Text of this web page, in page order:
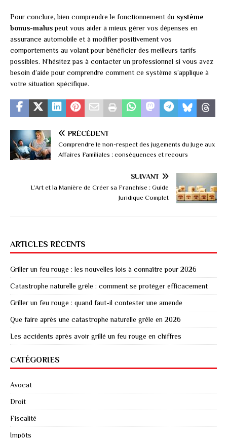
Pour conclure, bien comprendre le fonctionnement du système
bonus-maluspeut vous aider à mieux gérer vos dépenses en
assurance automobile et à modifier positivement vos
comportements au volant pour bénéficier des meilleurs tarifs
possibles. N’hésitez pas à contacter un professionnel si vous avez
besoin d’aide pour comprendre comment ce système s’applique à
votre situation spécifique.
PRÉCÉDENT
Comprendre le non-respect des jugements du Juge aux
Affaires Familiales : conséquences et recours
SUIVANT
L’Art et la Manière de Créer sa Franchise : Guide
Juridique Complet
ARTICLES RÉCENTS
Griller un feu rouge : les nouvelles lois à connaître pour 2026
Catastrophe naturelle grêle : comment se protéger efficacement
Griller un feu rouge : quand faut-il contester une amende
Que faire après une catastrophe naturelle grêle en 2026
Les accidents après avoir grillé un feu rouge en chiffres
CATÉGORIES
Avocat
Droit
Fiscalité
Impôts